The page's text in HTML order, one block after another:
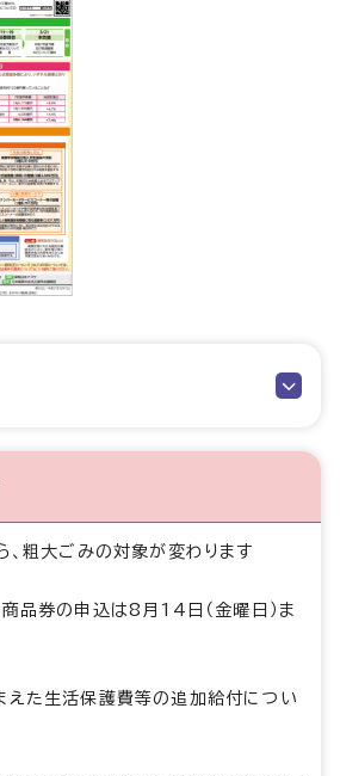
粗大ごみの対象が変わります
品券の申込は8月14日（金曜日）ま
えた生活保護費等の追加給付につい